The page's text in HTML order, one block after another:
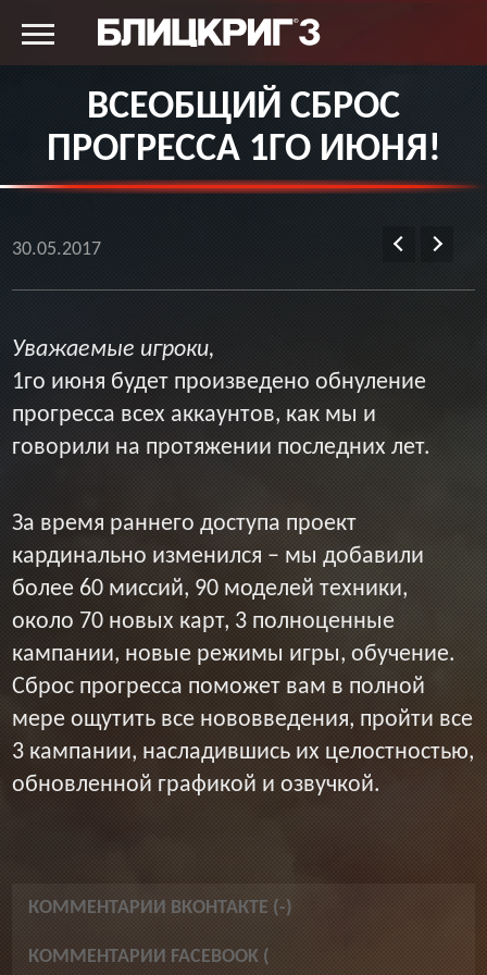
ВСЕОБЩИЙ СБРОС
ПРОГРЕССА 1ГО ИЮНЯ!
30.05.2017
Уважаемые игроки,
1го июня будет произведено обнуление
прогресса всех аккаунтов, как мы и
говорили на протяжении последних лет.
За время раннего доступа проект
кардинально изменился – мы добавили
более 60 миссий, 90 моделей техники,
около 70 новых карт, 3 полноценные
кампании, новые режимы игры, обучение.
Сброс прогресса поможет вам в полной
мере ощутить все нововведения, пройти все
3 кампании, насладившись их целостностью,
обновленной графикой и озвучкой.
КОММЕНТАРИИ ВКОНТАКТЕ (-)
КОММЕНТАРИИ FACEBOOK (